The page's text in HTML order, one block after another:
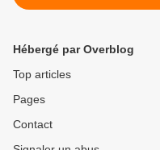
rencontre les Suri au sud
Hébergé par Overblog
Top articles
Pages
Contact